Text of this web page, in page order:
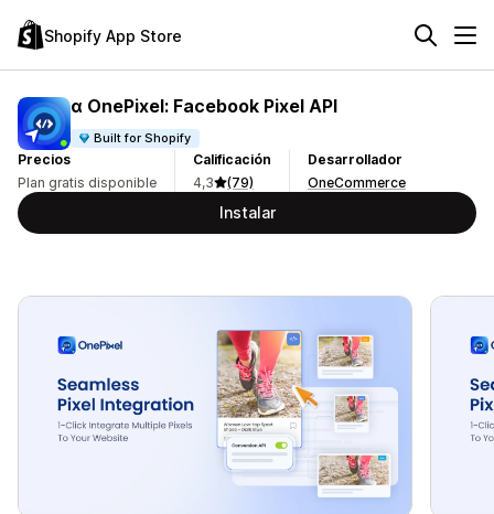
Shopify App Store
α OnePixel: Facebook Pixel API
Built for Shopify
Precios
Plan gratis disponible
Calificación
4,3
(79)
Desarrollador
OneCommerce
Instalar